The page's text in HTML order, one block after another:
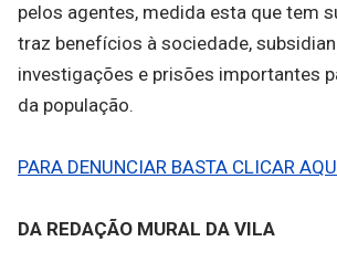
pelos agentes, medida esta que tem
traz benefícios à sociedade,
investigações e prisões importantes
da população.
PARA DENUNCIAR BASTA CLICAR
DA REDAÇÃO MURAL DA VILA